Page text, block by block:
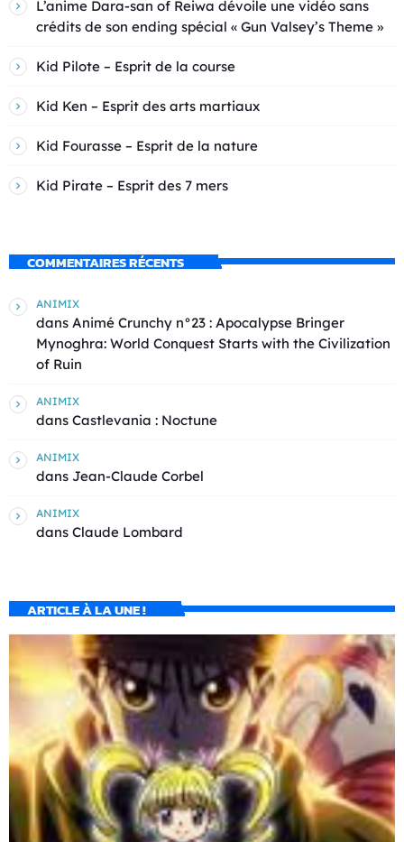
L’anime Dara-san of Reiwa dévoile une vidéo sans
crédits de son ending spécial « Gun Valsey’s Theme »
Kid Pilote – Esprit de la course
Kid Ken – Esprit des arts martiaux
Kid Fourasse – Esprit de la nature
Kid Pirate – Esprit des 7 mers
COMMENTAIRES RÉCENTS
ANIMIX
dans Animé Crunchy n°23 : Apocalypse Bringer
Mynoghra: World Conquest Starts with the Civilization
of Ruin
ANIMIX
dans Castlevania : Noctune
ANIMIX
dans Jean-Claude Corbel
ANIMIX
dans Claude Lombard
ARTICLE À LA UNE !